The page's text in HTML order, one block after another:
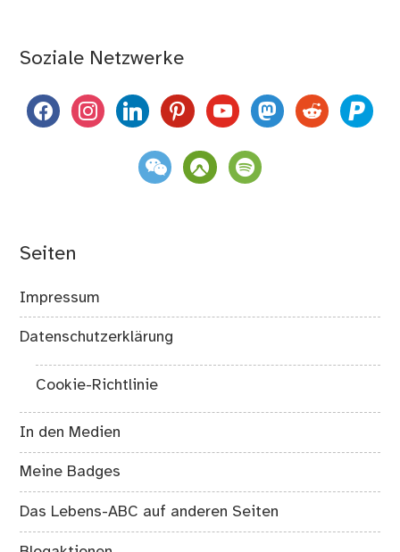
Soziale Netzwerke
facebookinstagramlinkedinpinterestyoutubemastodon
reddit paypal
weixin komootspotify
Seiten
Impressum
Datenschutzerklärung
Cookie-Richtlinie
In den Medien
Meine Badges
Das Lebens-ABC auf anderen Seiten